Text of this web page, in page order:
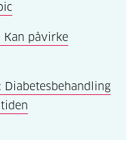
Kan påvirke
Diabetesbehandling